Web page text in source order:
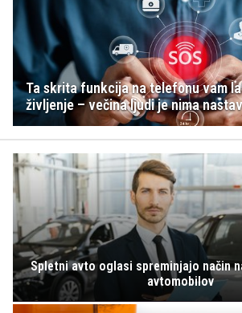
Ta skrita funkcija na telefonu vam
življenje – večina ljudi je nima
Spletni avto oglasi spreminjajo način
avtomobilov